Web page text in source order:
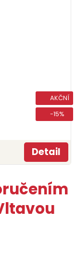
AKČNÍ
-15%
Detail